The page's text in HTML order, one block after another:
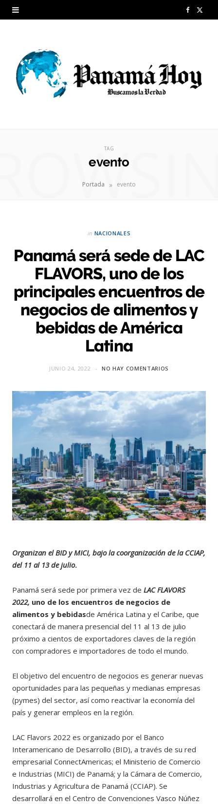
F
b
TAG
evento
Portada » evento
in NACIONALES
Panamá será sede de LAC
FLAVORS, uno de los
principales encuentros de
negocios de alimentos y
bebidas de América
Latina
JUNIO 24, 2022 NO HAY COMENTARIOS
Organizan el BID y MICI, bajo la coorganización de la CCIAP,
del 11 al 13 de julio.
Panamá será sede por primera vez de LAC FLAVORS
2022, uno de los encuentros de negocios de
alimentos y bebidasde América Latina y el Caribe, que
conectará de manera presencial del 11 al 13 de julio
próximo a cientos de exportadores claves de la región
con compradores e importadores de todo el mundo.
El objetivo del encuentro de negocios es generar nuevas
oportunidades para las pequeñas y medianas empresas
(pymes) del sector, así como reactivar la economía del
país y generar empleos en la región.
LAC Flavors 2022 es organizado por el Banco
Interamericano de Desarrollo (BID), a través de su red
empresarial ConnectAmericas; el Ministerio de Comercio
e Industrias (MICI) de Panamá; y la Cámara de Comercio,
Industrias y Agricultura de Panamá (CCIAP). Se
desarrollará en el Centro de Convenciones Vasco Núñez